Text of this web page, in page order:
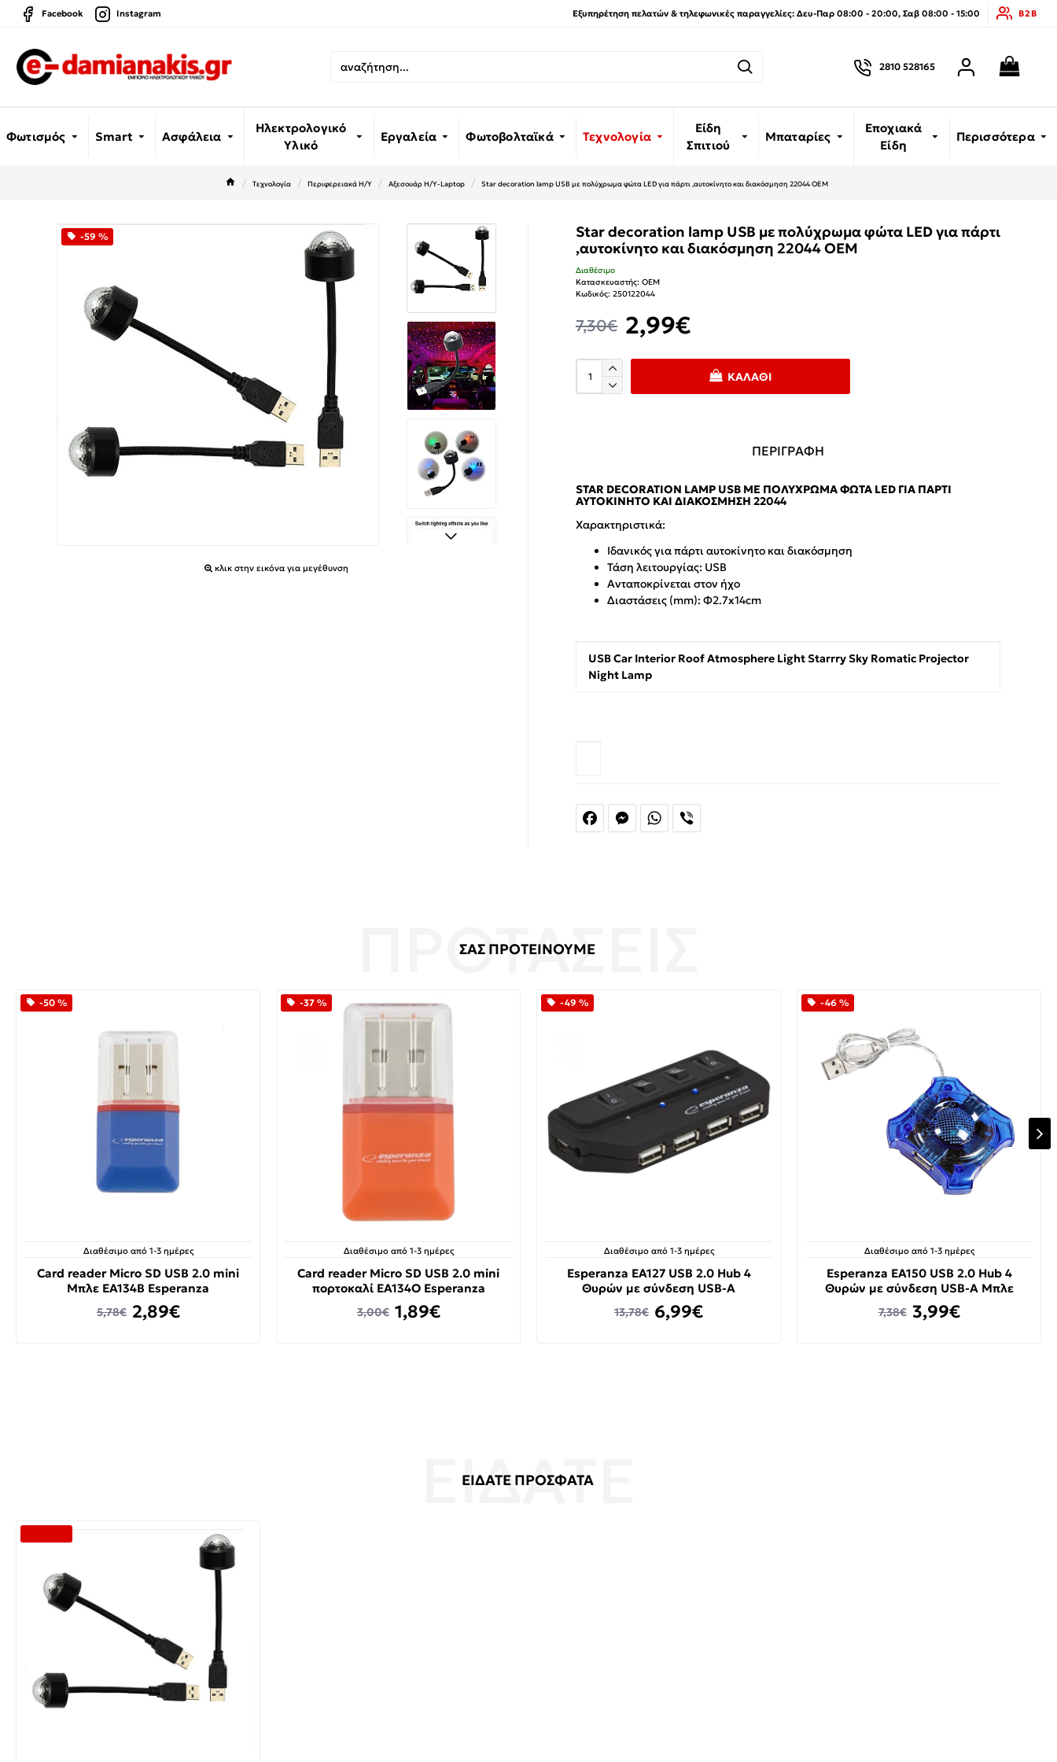
Facebook Instagram Εξυπηρέτηση πελατών & τηλεφωνικές παραγγελίες: Δευ-Παρ 08:00 - 20:00, Σαβ 08:00 - 15:00 B2B
2810 528165
Φωτισμός Smart Ασφάλεια
Ηλεκτρολογικό
Υλικό
Εργαλεία Φωτοβολταϊκά Τεχνολογία
Είδη
Σπιτιού
Μπαταρίες
Εποχιακά
Είδη
Περισσότερα
Τεχνολογία Περιφερειακά Η/Υ Αξεσουάρ Η/Υ-Laptop Star decoration lamp USB με πολύχρωμα φώτα LED για πάρτι ,αυτοκίνητο και διακόσμηση 22044 ΟΕΜ
-59 %
κλικ στην εικόνα για μεγέθυνση
Star decoration lamp USB με πολύχρωμα φώτα LED για πάρτι
,αυτοκίνητο και διακόσμηση 22044 ΟΕΜ
2,99€
7,30€
Διαθέσιμο
Κατασκευαστής: OEM
Κωδικός: 250122044
ΚΑΛΆΘΙ
FacebookMessengerWhatsApp
ΠΕΡΙΓΡΑΦΗ
STAR DECORATION LAMP USB ΜΕ ΠΟΛΎΧΡΩΜΑ ΦΏΤΑ LED ΓΙΑ ΠΆΡΤΙ
ΑΥΤΟΚΊΝΗΤΟ ΚΑΙ ΔΙΑΚΌΣΜΗΣΗ 22044
Χαρακτηριστικά:
Ιδανικός για πάρτι αυτοκίνητο και διακόσμηση
Τάση λειτουργίας: USB
Ανταποκρίνεται στον ήχο
Διαστάσεις (mm): Φ2.7x14cm
USB Car Interior Roof Atmosphere Light Starrry Sky Romatic Projector
Night Lamp
ΣΑΣ ΠΡΟΤΕΙΝΟΥΜΕ
-50 %
Διαθέσιμο από 1-3 ημέρες
Card reader Micro SD USB 2.0 mini
Μπλε EA134B Esperanza
2,89€
5,78€
-37 %
Διαθέσιμο από 1-3 ημέρες
Card reader Micro SD USB 2.0 mini
πορτοκαλί EA134O Esperanza
1,89€
3,00€
-49 %
Διαθέσιμο από 1-3 ημέρες
Esperanza EA127 USB 2.0 Hub 4
Θυρών με σύνδεση USB-A
6,99€
13,78€
-46 %
Διαθέσιμο από 1-3 ημέρες
Esperanza EA150 USB 2.0 Hub 4
Θυρών με σύνδεση USB-A Μπλε
3,99€
7,38€
ΕΙΔΑΤΕ ΠΡΟΣΦΑΤΑ